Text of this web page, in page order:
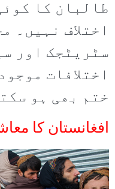
طالبان کا
اختلاف نہیں۔
سٹریٹجک اور
اختلافات
ختم بھی ہو
افغانستان کا